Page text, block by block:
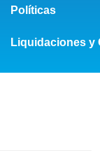
Políticas
Liquidaciones y